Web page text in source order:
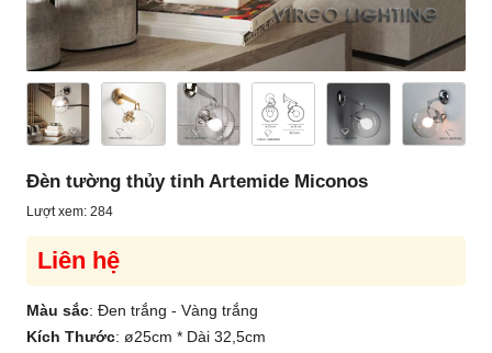
Đèn tường thủy tinh Artemide Miconos
Lượt xem: 284
Liên hệ
Màu sắc: Đen trắng - Vàng trắng
Kích Thước: ø25cm * Dài 32,5cm